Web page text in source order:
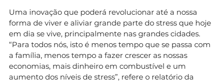
Uma inovação que poderá revolucionar até a nossa
forma de viver e aliviar grande parte do stress que hoje
em dia se vive, principalmente nas grandes cidades.
“Para todos nós, isto é menos tempo que se passa com
a família, menos tempo a fazer crescer as nossas
economias, mais dinheiro em combustível e um
aumento dos níveis de stress”, refere o relatório da